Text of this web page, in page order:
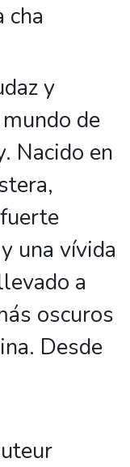
cha
y
de
Nacido en
una vívida
a
oscuros
Desde